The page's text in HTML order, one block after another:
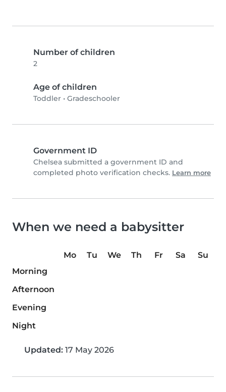
Number of children
2
Age of children
Toddler • Gradeschooler
Government ID
Chelsea submitted a government ID and
completed photo verification checks. Learn more
When we need a babysitter
Mo Tu We Th Fr Sa
Su
Morning
Afternoon
Evening
Night
Updated: 17 May 2026